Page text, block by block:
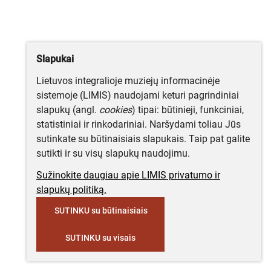
Slapukai
Lietuvos integralioje muziejų informacinėje
sistemoje (LIMIS) naudojami keturi pagrindiniai
slapukų (angl. cookies) tipai: būtinieji, funkciniai,
statistiniai ir rinkodariniai. Naršydami toliau Jūs
sutinkate su būtinaisiais slapukais. Taip pat galite
sutikti ir su visų slapukų naudojimu.
Sužinokite daugiau apie LIMIS privatumo ir
slapukų politiką.
SUTINKU su būtinaisiais
SUTINKU su visais